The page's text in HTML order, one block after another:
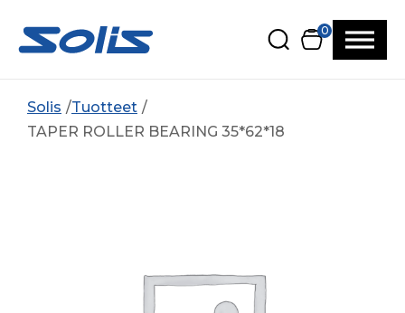
0
Solis
Tuotteet
TAPER ROLLER BEARING 35*62*18